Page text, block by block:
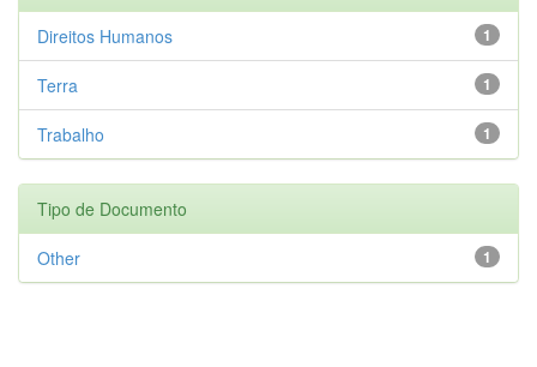
1
Direitos Humanos
1
Terra
1
Trabalho
Tipo de Documento
1
Other